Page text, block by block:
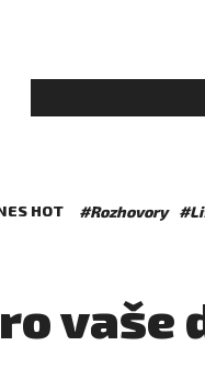
HOT #Rozhovory
vaše